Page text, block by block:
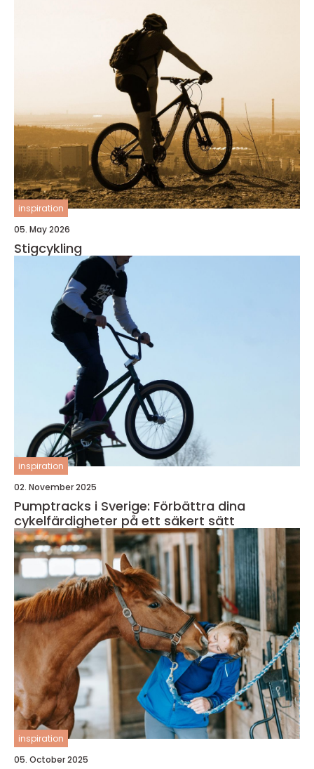
inspiration
05. May 2026
Stigcykling
inspiration
02. November 2025
Pumptracks i Sverige: Förbättra dina
cykelfärdigheter på ett säkert sätt
inspiration
05. October 2025